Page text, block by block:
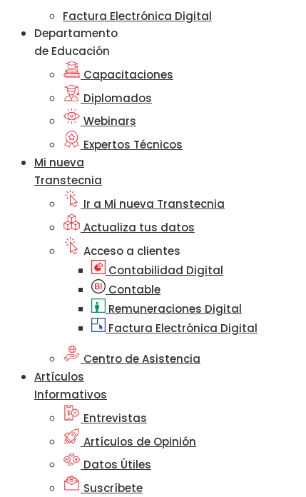
Factura Electrónica Digital
Departamento
de Educación
Capacitaciones
Diplomados
Webinars
Expertos Técnicos
Mi nueva
Transtecnia
Ir a Mi nueva Transtecnia
Actualiza tus datos
Acceso a clientes
Contabilidad Digital
Contable
Remuneraciones Digital
Factura Electrónica Digital
Centro de Asistencia
Artículos
Informativos
Entrevistas
Artículos de Opinión
Datos Útiles
Suscríbete